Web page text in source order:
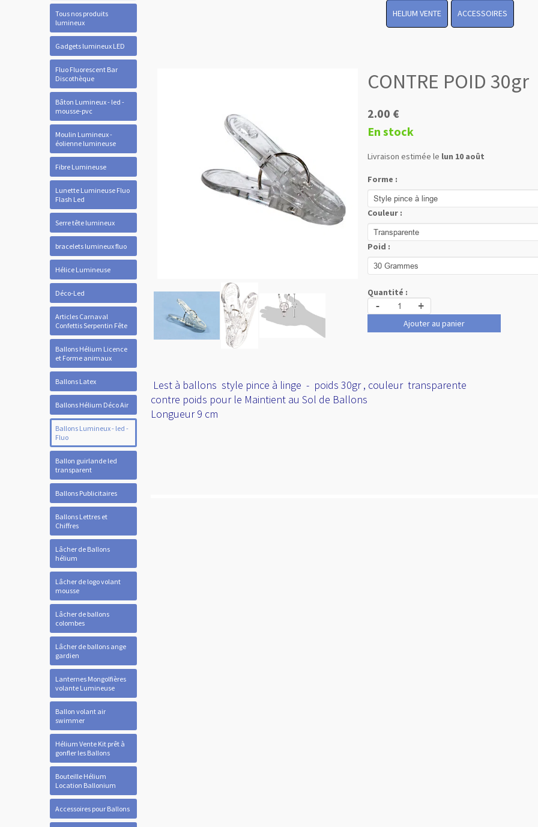
Tous nos produits
lumineux
Gadgets lumineux LED
Fluo Fluorescent Bar
Discothèque
Bâton Lumineux - led -
mousse-pvc
Moulin Lumineux -
éolienne lumineuse
Fibre Lumineuse
Lunette Lumineuse Fluo
Flash Led
Serre tête lumineux
bracelets lumineux fluo
Hélice Lumineuse
Déco-Led
Articles Carnaval
Confettis Serpentin Fête
Ballons Hélium Licence
et Forme animaux
Ballons Latex
Ballons Hélium Déco Air
Ballons Lumineux - led -
Fluo
Ballon guirlande led
transparent
Ballons Publicitaires
Ballons Lettres et
Chiffres
Lâcher de Ballons
hélium
Lâcher de logo volant
mousse
Lâcher de ballons
colombes
Lâcher de ballons ange
gardien
Lanternes Mongolfières
volante Lumineuse
Ballon volant air
swimmer
Hélium Vente Kit prêt à
gonfler les Ballons
Bouteille Hélium
Location Ballonium
Accessoires pour Ballons
HELIUM VENTE ACCESSOIRES
CONTRE POID 30gr
2.00 €
En stock
Livraison estimée le lun 10 août
Forme :
Couleur :
Poid :
Quantité :
- +
Ajouter au panier
Lest à ballons style pince à linge - poids 30gr , couleur transparente
contre poids pour le Maintient au Sol de Ballons
Longueur 9 cm